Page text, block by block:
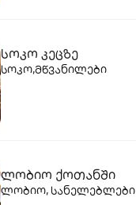
სოკო კეცზე
სოკო,მწვანილები
ლობიო ქოთანში
ლობიო, სანელებლები